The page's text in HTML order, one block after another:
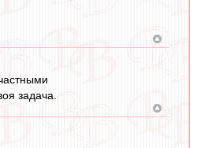
задача.